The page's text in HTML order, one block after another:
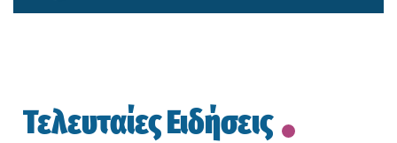
Τελευταίες Ειδήσεις